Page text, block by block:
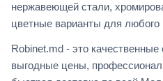
нержавеющей стали,
цветные варианты для любого
Robinet.md - это
выгодные цены,